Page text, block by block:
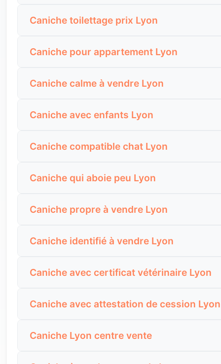
Avant l’achat, passez du temps avec le
sans entretien : son poil pousse, s’emmêle et
Demandez la dernière coupe, la fréquence du
Caniche toilettage prix Lyon
régulièrement dans le budget.
Demandez si le chien accepte la tondeuse,
Caniche pour appartement Lyon
l’appartement lui-même, mais l’ennui, les
Demandez s’il connaît les escaliers, les
Caniche calme à vendre Lyon
dans plusieurs situations, pas seulement sur une
Demandez quand il aboie, quand il s’excite,
Caniche avec enfants Lyon
davantage de prudence, car ils peuvent être
Demandez s’il a déjà vécu avec des enfants,
Caniche compatible chat Lyon
aboyer par excitation.
Avant l’achat, demandez s’il a déjà vécu avec
Caniche qui aboie peu Lyon
tramways et chiens croisés peuvent vite
Demandez quand il aboie : sonnette,
Caniche propre à vendre Lyon
faciliter l’arrivée dans le nouveau foyer.
Demandez son rythme de sorties, s’il demande
Caniche identifié à vendre Lyon
de bonnes conditions.
Avant tout paiement, demandez le document
Caniche avec certificat vétérinaire Lyon
informations importantes sur sa santé.
Regardez les dents, les yeux, les oreilles, la
Caniche avec attestation de cession Lyon
l’acquéreur, et relie le chien à son identification.
Caniche Lyon centre vente